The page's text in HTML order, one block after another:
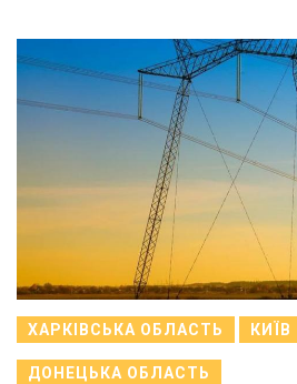
ХАРКІВСЬКА ОБЛАСТЬ КИЇВ
ДОНЕЦЬКА ОБЛАСТЬ